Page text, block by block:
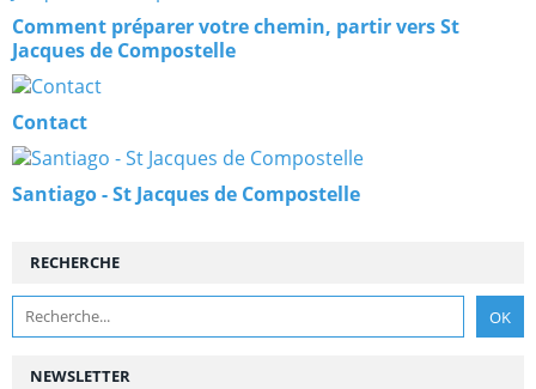
Comment préparer votre chemin, partir vers St
Jacques de Compostelle
Contact
Santiago - St Jacques de Compostelle
NEWSLETTER
RECHERCHE